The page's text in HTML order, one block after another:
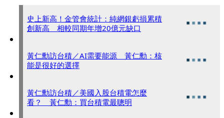
史上新高！金管會統計：純網銀虧損累積
創新高 相較同期年增20億元缺口
黃仁勳訪台積／AI需要能源 黃仁勳：核
能是很好的選擇
黃仁勳訪台積／美國入股台積電怎麼
看？ 黃仁勳：買台積電最聰明